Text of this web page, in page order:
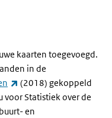
kaarten toegevoegd.
in de
(externe link)
(2018) gekoppeld
voor Statistiek over de
en